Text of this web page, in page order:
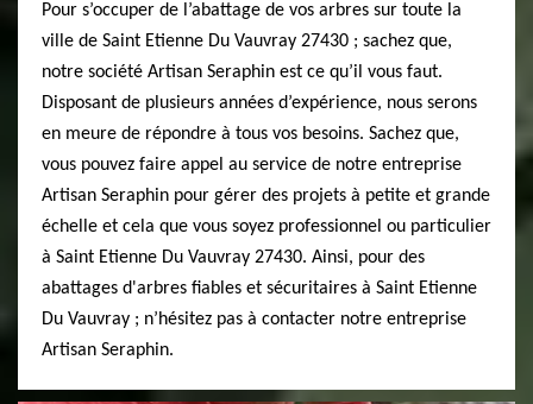
Pour s’occuper de l’abattage de vos arbres sur toute la
ville de Saint Etienne Du Vauvray 27430 ; sachez que,
notre société Artisan Seraphin est ce qu’il vous faut.
Disposant de plusieurs années d’expérience, nous serons
en meure de répondre à tous vos besoins. Sachez que,
vous pouvez faire appel au service de notre entreprise
Artisan Seraphin pour gérer des projets à petite et grande
échelle et cela que vous soyez professionnel ou particulier
à Saint Etienne Du Vauvray 27430. Ainsi, pour des
abattages d'arbres fiables et sécuritaires à Saint Etienne
Du Vauvray ; n’hésitez pas à contacter notre entreprise
Artisan Seraphin.